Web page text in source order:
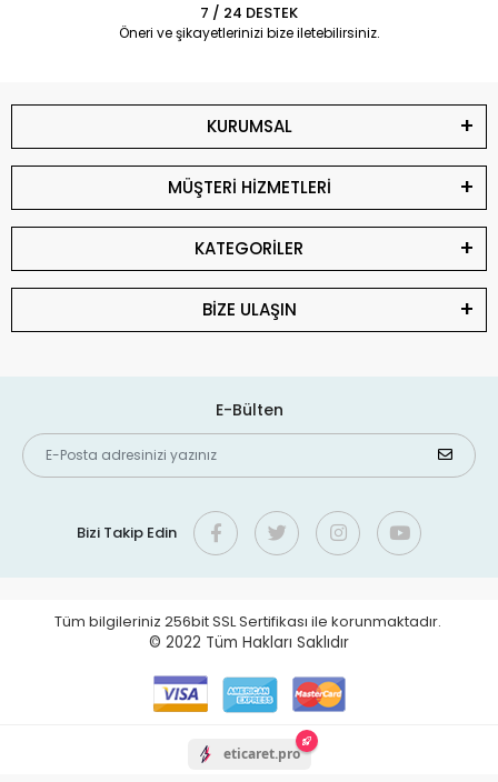
7 / 24 DESTEK
Öneri ve şikayetlerinizi bize iletebilirsiniz.
KURUMSAL
MÜŞTERİ HİZMETLERİ
KATEGORİLER
BİZE ULAŞIN
E-Bülten
Bizi Takip Edin
Tüm bilgileriniz 256bit SSL Sertifikası ile korunmaktadır.
© 2022 Tüm Hakları Saklıdır
eticaret.pro